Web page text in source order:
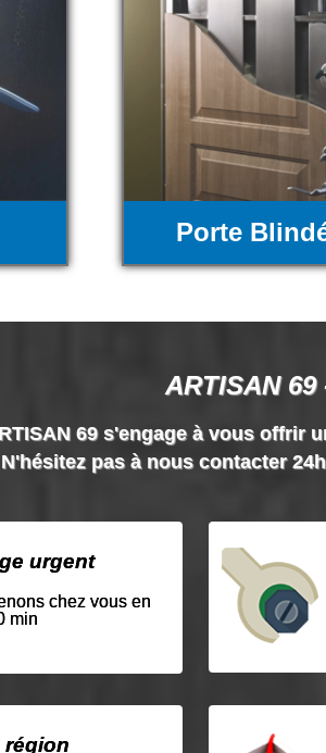
Porte
ARTISAN
69 s'engage à vous offrir
N'hésitez pas à nous contacter
urgent
chez vous en
min
région